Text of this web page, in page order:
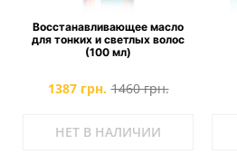
Восстанавливающее масло
для тонких и светлых волос
(100 мл)
1387 грн. 1460 грн.
НЕТ В НАЛИЧИИ